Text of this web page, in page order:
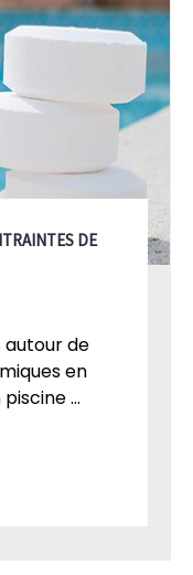
DE
autour de
en
...